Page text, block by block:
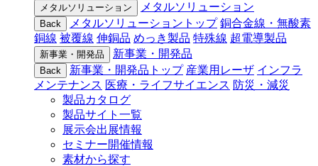
メタルソリューション メタルソリューション
Back メタルソリューショントップ 銅合金線・無酸素
銅線 被覆線 伸銅品 めっき製品 特殊線 超電導製品
新事業・開発品 新事業・開発品
Back 新事業・開発品トップ 産業用レーザ インフラ
メンテナンス 医療・ライフサイエンス 防災・減災
製品カタログ
製品サイト一覧
展示会出展情報
セミナー開催情報
素材から探す